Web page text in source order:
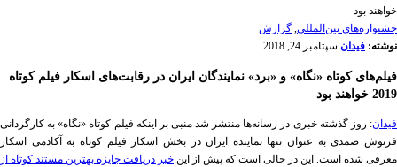
‌‌جشنواره‌های بین‌المللی, گزارش
نوشته: فیدان سپتامبر 24, 2018
فیلم‌های کوتاه «نگاه» و «برد» نمایندگان ایران در رقابت‌های اسکار فیلم کوتاه
2019 خواهند بود
فیدان: روز گذشته خبری در رسانه‌ها منتشر شد منبی بر اینکه فیلم کوتاه «نگاه» به کارگردانی
فرنوش صمدی به عنوان تنها نماینده ایران در بخش اسکار فیلم کوتاه به آکادمی اسکار
معرفی شده است. این در حالی است که پیش از این خبر دریافت جایزه بهترین مستند کوتاه از